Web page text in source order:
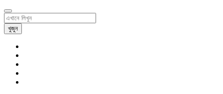
খুজুন